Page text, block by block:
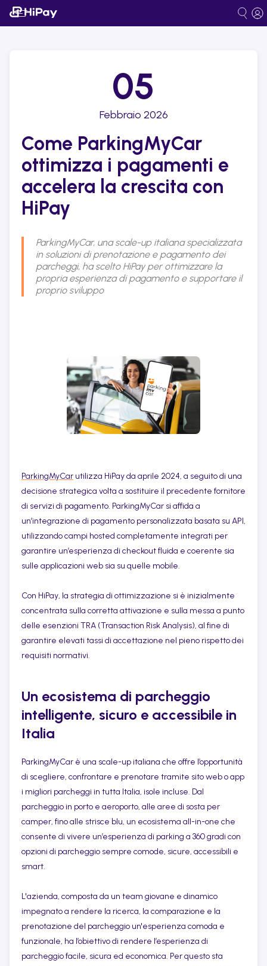
05
Febbraio 2026
Come ParkingMyCar
ottimizza i pagamenti e
accelera la crescita con
HiPay
ParkingMyCar, una scale-up italiana specializzata
in soluzioni di prenotazione e pagamento dei
parcheggi, ha scelto HiPay per ottimizzare la
propria esperienza di pagamento e supportare il
proprio sviluppo
ParkingMyCar utilizza HiPay da aprile 2024, a seguito di una
decisione strategica volta a sostituire il precedente fornitore
di servizi di pagamento. ParkingMyCar si affida a
un’integrazione di pagamento personalizzata basata su API,
utilizzando campi hosted completamente integrati per
garantire un’esperienza di checkout fluida e coerente sia
sulle applicazioni web sia su quelle mobile.
Con HiPay, la strategia di ottimizzazione si è inizialmente
concentrata sulla corretta attivazione e sulla messa a punto
delle esenzioni TRA (Transaction Risk Analysis), al fine di
garantire elevati tassi di accettazione nel pieno rispetto dei
requisiti normativi.
Un ecosistema di parcheggio
intelligente, sicuro e accessibile in
Italia
ParkingMyCar è una scale-up italiana che offre l’opportunità
di scegliere, confrontare e prenotare tramite sito web o app
i migliori parcheggi in tutta Italia, isole incluse. Dal
parcheggio in porto e aeroporto, alle aree di sosta per
camper, fino alle strisce blu, un ecosistema all-in-one che
consente di vivere un’esperienza di parking a 360 gradi con
opzioni di parcheggio sempre comode, sicure, accessibili e
smart.
L'azienda, composta da un team giovane e dinamico
impegnato a rendere la ricerca, la comparazione e la
prenotazione del parcheggio un'esperienza comoda e
funzionale, ha l’obiettivo di rendere l’esperienza di
parcheggio facile, sicura ed economica. Per questo sta